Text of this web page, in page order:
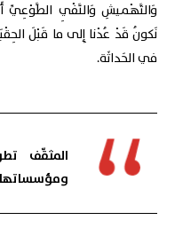
وَالتَّهْميشِ وَالنَّفْيِ الطَّوْعِيِّ
نَكونُ قَدْ عُدْنا إِلى ما قَبْلَ
في الحَداثَة.
المثقّف
ومؤسساتها